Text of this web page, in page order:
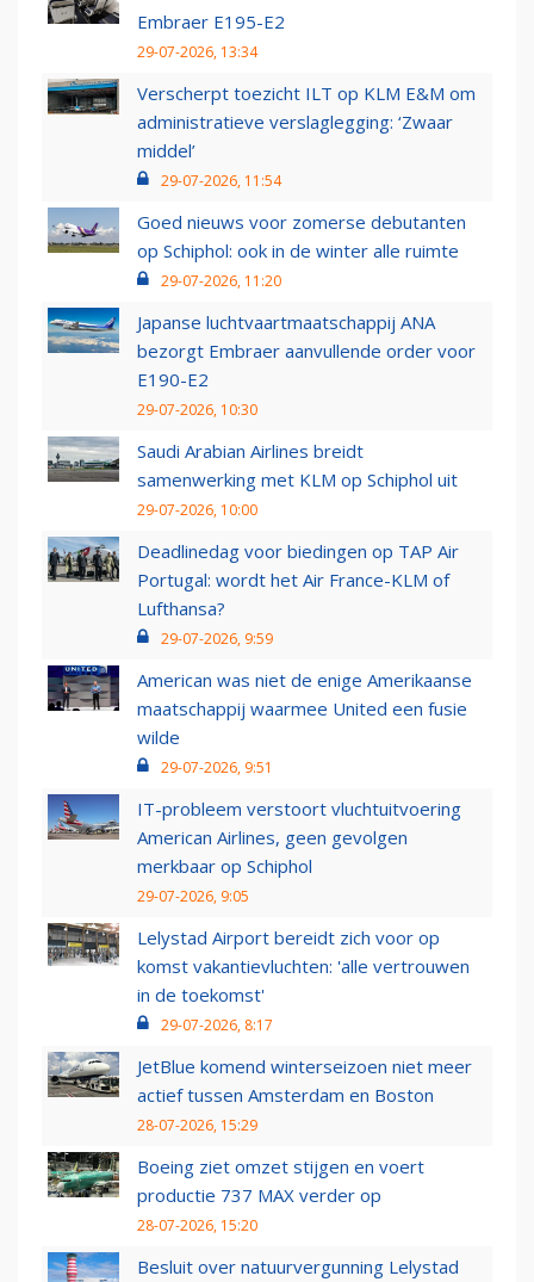
Embraer E195-E2
29-07-2026, 13:34
Verscherpt toezicht ILT op KLM E&M om
administratieve verslaglegging: ‘Zwaar
middel’
29-07-2026, 11:54
Goed nieuws voor zomerse debutanten
op Schiphol: ook in de winter alle ruimte
29-07-2026, 11:20
Japanse luchtvaartmaatschappij ANA
bezorgt Embraer aanvullende order voor
E190-E2
29-07-2026, 10:30
Saudi Arabian Airlines breidt
samenwerking met KLM op Schiphol uit
29-07-2026, 10:00
Deadlinedag voor biedingen op TAP Air
Portugal: wordt het Air France-KLM of
Lufthansa?
29-07-2026, 9:59
American was niet de enige Amerikaanse
maatschappij waarmee United een fusie
wilde
29-07-2026, 9:51
IT-probleem verstoort vluchtuitvoering
American Airlines, geen gevolgen
merkbaar op Schiphol
29-07-2026, 9:05
Lelystad Airport bereidt zich voor op
komst vakantievluchten: 'alle vertrouwen
in de toekomst'
29-07-2026, 8:17
JetBlue komend winterseizoen niet meer
actief tussen Amsterdam en Boston
28-07-2026, 15:29
Boeing ziet omzet stijgen en voert
productie 737 MAX verder op
28-07-2026, 15:20
Besluit over natuurvergunning Lelystad